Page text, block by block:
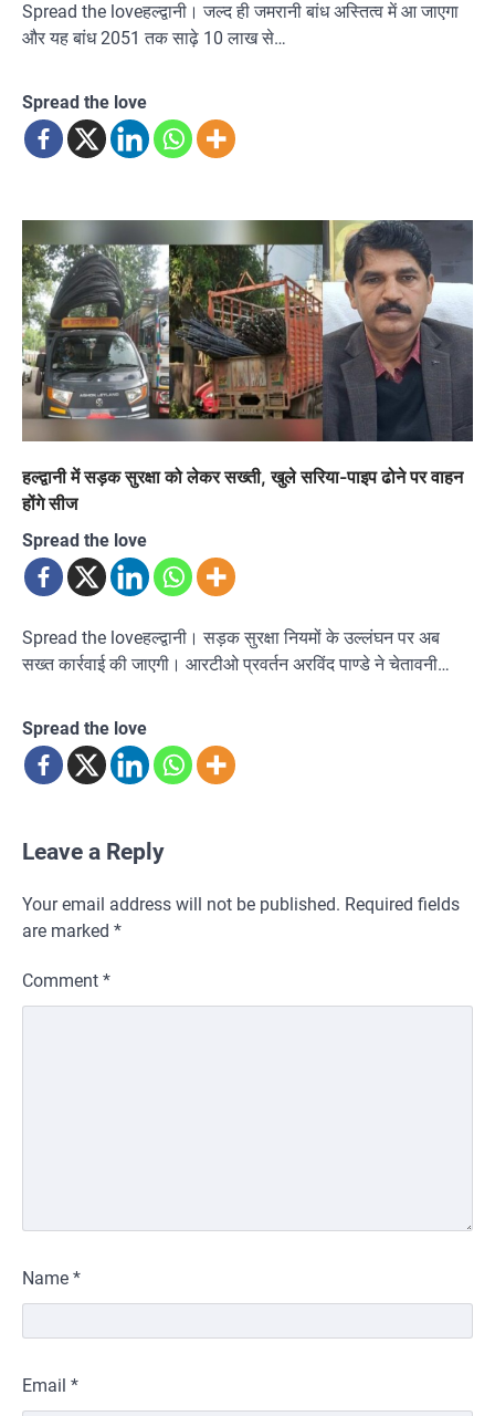
Spread the loveहल्द्वानी। जल्द ही जमरानी बांध अस्तित्व में आ जाएगा
और यह बांध 2051 तक साढ़े 10 लाख से…
Spread the love
हल्द्वानी में सड़क सुरक्षा को लेकर सख्ती, खुले सरिया-पाइप ढोने पर वाहन
होंगे सीज
Spread the love
Spread the loveहल्द्वानी। सड़क सुरक्षा नियमों के उल्लंघन पर अब
सख्त कार्रवाई की जाएगी। आरटीओ प्रवर्तन अरविंद पाण्डे ने चेतावनी…
Spread the love
Leave a Reply
Your email address will not be published. Required fields
are marked *
Comment *
Name *
Email *